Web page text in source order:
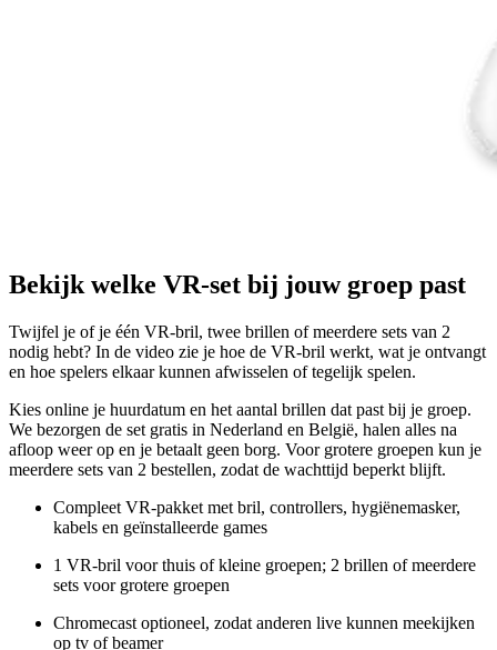
Bekijk welke VR-set bij jouw groep past
Twijfel je of je één VR-bril, twee brillen of meerdere sets van 2
nodig hebt? In de video zie je hoe de VR-bril werkt, wat je ontvangt
en hoe spelers elkaar kunnen afwisselen of tegelijk spelen.
Kies online je huurdatum en het aantal brillen dat past bij je groep.
We bezorgen de set gratis in Nederland en België, halen alles na
afloop weer op en je betaalt geen borg. Voor grotere groepen kun je
meerdere sets van 2 bestellen, zodat de wachttijd beperkt blijft.
Compleet VR-pakket met bril, controllers, hygiënemasker,
kabels en geïnstalleerde games
1 VR-bril voor thuis of kleine groepen; 2 brillen of meerdere
sets voor grotere groepen
Chromecast optioneel, zodat anderen live kunnen meekijken
op tv of beamer